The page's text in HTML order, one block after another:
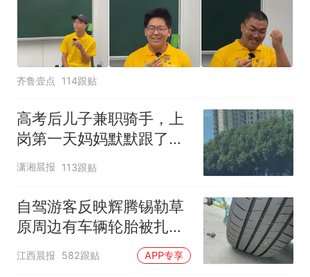
齐鲁壹点 114跟贴
高考后儿子兼职骑手，上
岗第一天妈妈默默跟了三
公里，感慨孩子真的长大
潇湘晨报 113跟贴
自驾游客反映辉腾锡勒草
原周边有车辆轮胎被扎，
修理店铺换胎价格高达千
元，官方发布情况通报
江西晨报 582跟贴 APP专享